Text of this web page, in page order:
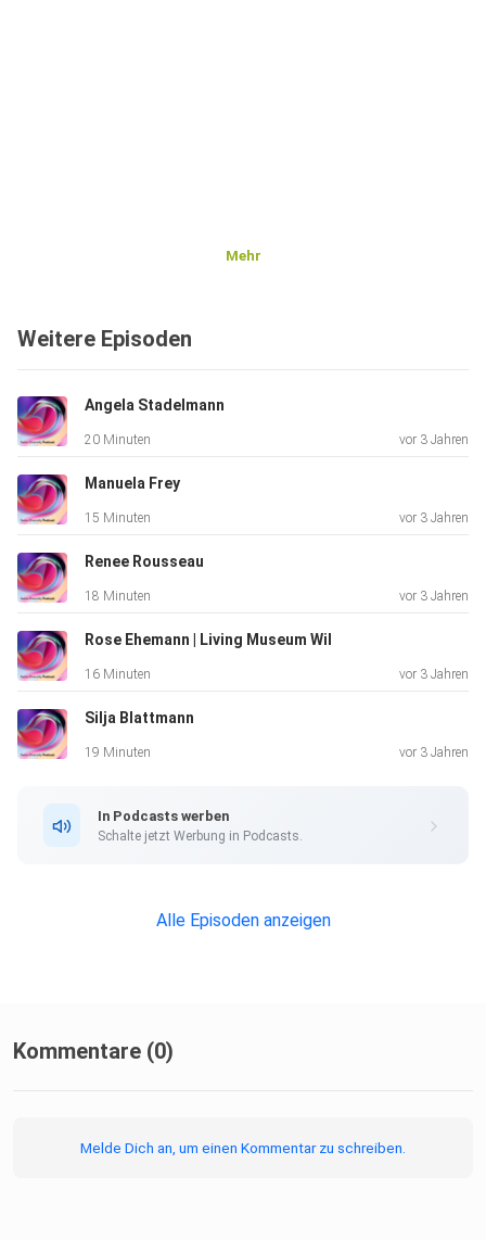
Mehr
Weitere Episoden
Angela Stadelmann
20 Minuten vor 3 Jahren
Manuela Frey
15 Minuten vor 3 Jahren
Renee Rousseau
18 Minuten vor 3 Jahren
Rose Ehemann | Living Museum Wil
16 Minuten vor 3 Jahren
Silja Blattmann
19 Minuten vor 3 Jahren
In Podcasts werben
Schalte jetzt Werbung in Podcasts.
Alle Episoden anzeigen
Kommentare (0)
Melde Dich an, um einen Kommentar zu schreiben.